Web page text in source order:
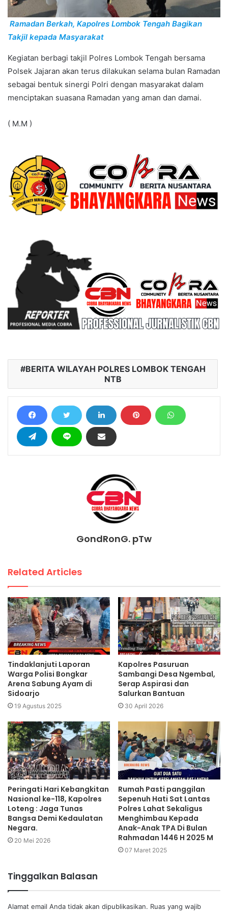
Ramadan Berkah, Kapolres Lombok Tengah Bagikan
Takjil kepada Masyarakat
Kegiatan berbagi takjil Polres Lombok Tengah bersama
Polsek Jajaran akan terus dilakukan selama bulan Ramadan
sebagai bentuk sinergi Polri dengan masyarakat dalam
menciptakan suasana Ramadan yang aman dan damai.
( M.M )
BERITA WILAYAH POLRES LOMBOK TENGAH
NTB
GondRonG. pTw
Related Articles
Tindaklanjuti Laporan
Warga Polisi Bongkar
Arena Sabung Ayam di
Sidoarjo
19 Agustus 2025
Kapolres Pasuruan
Sambangi Desa Ngembal,
Serap Aspirasi dan
Salurkan Bantuan
30 April 2026
Peringati Hari Kebangkitan
Nasional ke-118, Kapolres
Loteng : Jaga Tunas
Bangsa Demi Kedaulatan
Negara.
20 Mei 2026
Rumah Pasti panggilan
Sepenuh Hati Sat Lantas
Polres Lahat Sekaligus
Menghimbau Kepada
Anak-Anak TPA Di Bulan
Rahmadan 1446 H 2025 M
07 Maret 2025
Tinggalkan Balasan
Alamat email Anda tidak akan dipublikasikan. Ruas yang wajib